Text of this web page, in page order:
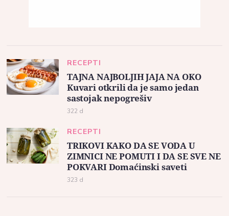
RECEPTI
TAJNA NAJBOLJIH JAJA NA OKO
Kuvari otkrili da je samo jedan
sastojak nepogrešiv
322 d
RECEPTI
TRIKOVI KAKO DA SE VODA U
ZIMNICI NE POMUTI I DA SE SVE NE
POKVARI Domaćinski saveti
323 d